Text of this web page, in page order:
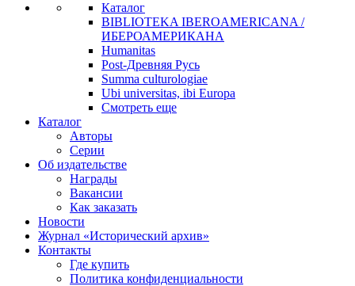
Каталог
BIBLIOTEKA IBEROAMERICANA /
ИБЕРОАМЕРИКАНА
Humanitas
Post-Древняя Русь
Summa culturologiae
Ubi universitas, ibi Europa
Смотреть еще
Каталог
Авторы
Серии
Об издательстве
Награды
Вакансии
Как заказать
Новости
Журнал «Исторический архив»‎
Контакты
Где купить
Политика конфиденциальности